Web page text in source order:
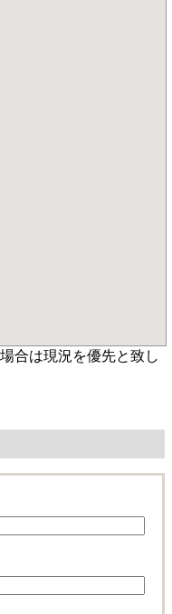
合は現況を優先と致し